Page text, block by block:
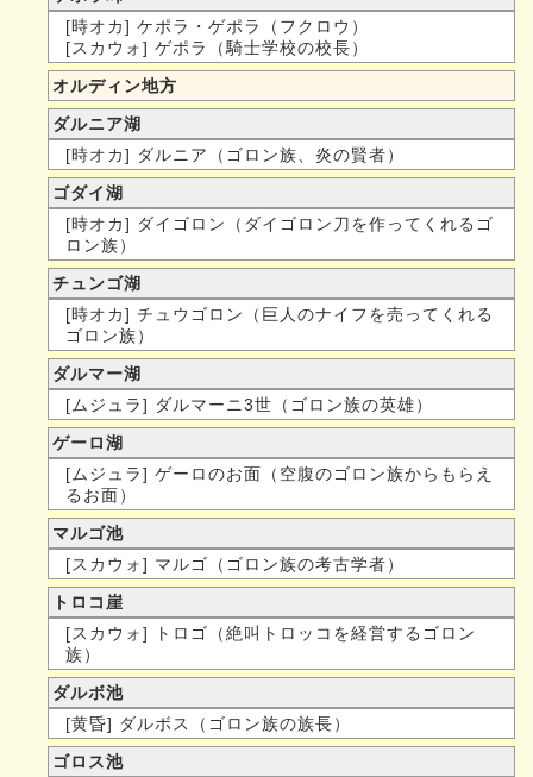
[時オカ] ケポラ・ゲポラ（フクロウ）
[スカウォ] ゲポラ（騎士学校の校長）
オルディン地方
ダルニア湖
[時オカ] ダルニア（ゴロン族、炎の賢者）
ゴダイ湖
[時オカ] ダイゴロン（ダイゴロン刀を作ってくれるゴ
ロン族）
チュンゴ湖
[時オカ] チュウゴロン（巨人のナイフを売ってくれる
ゴロン族）
ダルマー湖
[ムジュラ] ダルマーニ3世（ゴロン族の英雄）
ゲーロ湖
[ムジュラ] ゲーロのお面（空腹のゴロン族からもらえ
るお面）
マルゴ池
[スカウォ] マルゴ（ゴロン族の考古学者）
トロコ崖
[スカウォ] トロゴ（絶叫トロッコを経営するゴロン
族）
ダルボ池
[黄昏] ダルボス（ゴロン族の族長）
ゴロス池